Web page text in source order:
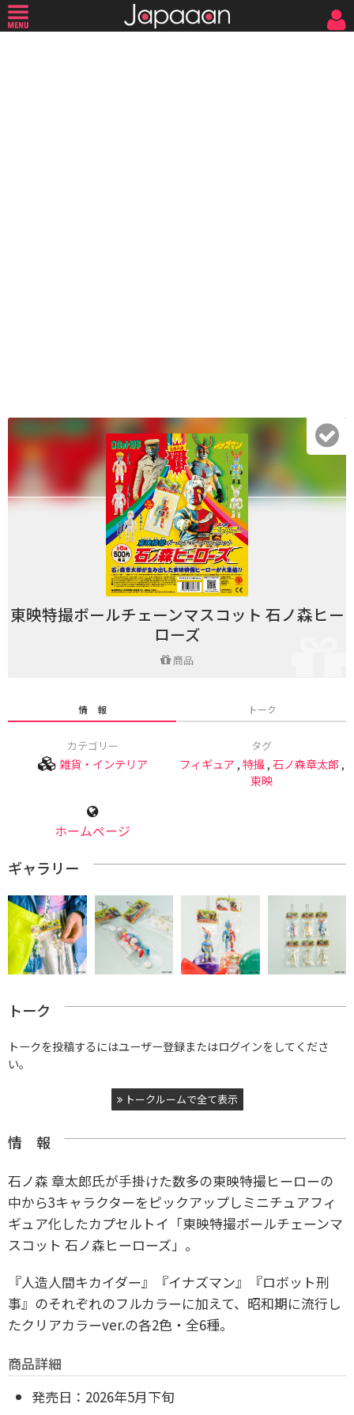
東映特撮ボールチェーンマスコット 石ノ森ヒー
ローズ
商品
情 報 トーク
カテゴリー
雑貨・インテリア
タグ
フィギュア ,特撮,石ノ森章太郎 ,
東映
ホームページ
ギャラリー
トーク
トークを投稿するにはユーザー登録またはログインをしてくださ
い。
トークルームで全て表示
情 報
石ノ森 章太郎氏が手掛けた数多の東映特撮ヒーローの
中から3キャラクターをピックアップしミニチュアフィ
ギュア化したカプセルトイ「東映特撮ボールチェーンマ
スコット 石ノ森ヒーローズ」。
『人造人間キカイダー』『イナズマン』『ロボット刑
事』のそれぞれのフルカラーに加えて、昭和期に流行し
たクリアカラーver.の各2色・全6種。
商品詳細
発売日：2026年5月下旬